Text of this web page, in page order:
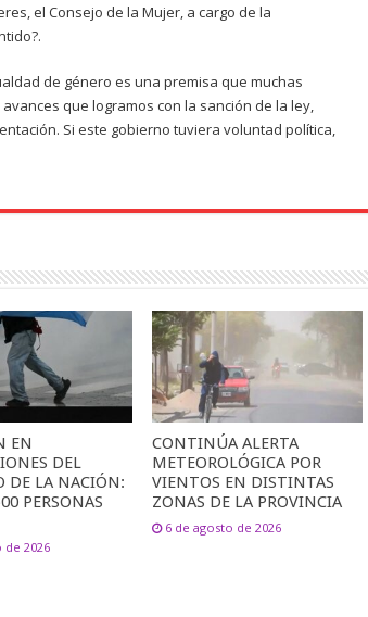
el Consejo de la Mujer, a cargo de la
de género es una premisa que muchas
que logramos con la sanción de la ley,
Si este gobierno tuviera voluntad política,
EN
DEL
DE LA NACIÓN:
PERSONAS
de 2026
CONTINÚA ALERTA
METEOROLÓGICA POR
VIENTOS EN DISTINTAS
ZONAS DE LA PROVINCIA
6 de agosto de 2026